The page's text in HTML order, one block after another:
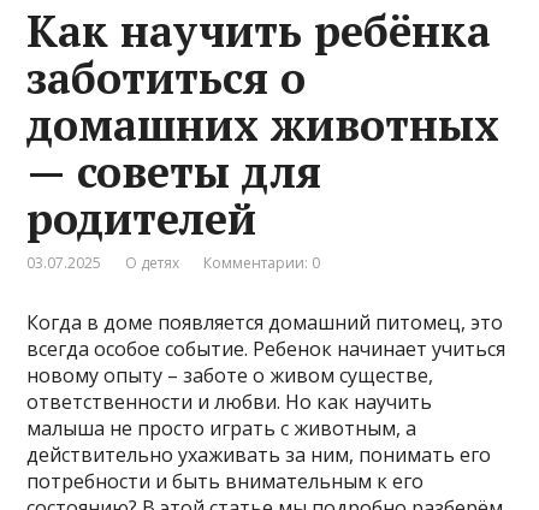
Как научить ребёнка
заботиться о
домашних животных
— советы для
родителей
03.07.2025 О детях Комментарии: 0
Когда в доме появляется домашний питомец, это
всегда особое событие. Ребенок начинает учиться
новому опыту – заботе о живом существе,
ответственности и любви. Но как научить
малыша не просто играть с животным, а
действительно ухаживать за ним, понимать его
потребности и быть внимательным к его